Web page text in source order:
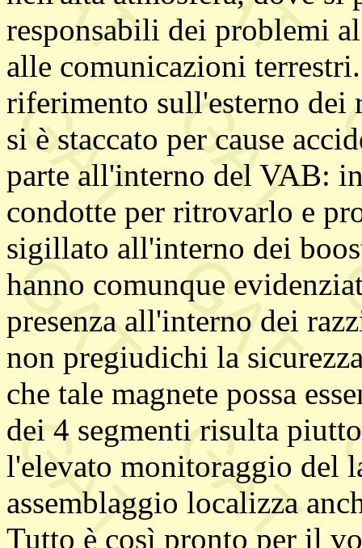
responsabili dei problemi
alle comunicazioni
riferimento sull'esterno
si è staccato per cause
parte all'interno del VAB:
condotte per ritrovarlo e
sigillato all'interno dei
hanno comunque
presenza all'interno dei
non pregiudichi la
che tale magnete possa
dei 4 segmenti risulta
l'elevato monitoraggio del
assemblaggio localizza
Tutto è così pronto per il